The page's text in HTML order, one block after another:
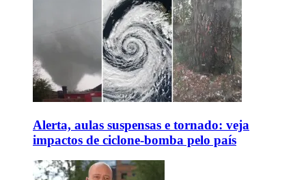
Alerta, aulas suspensas e tornado: veja
impactos de ciclone-bomba pelo país